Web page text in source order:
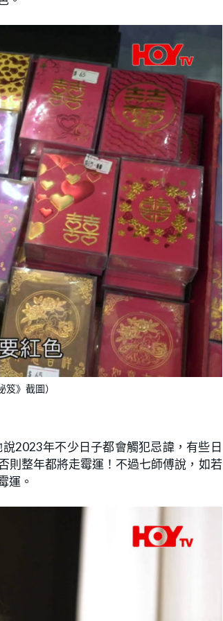
》截圖）
2023年不少日子都會觸犯忌諱，有些日
則整年都將走霉運！不過七師傅說，如若
運。